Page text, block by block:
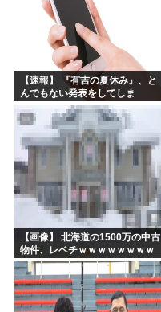
【速報】 『有吉の夏休み』、と
んでもない発表をしてしま
う！！！！！
【画像】 北海道の1500万の中古
物件、レベチｗｗｗｗｗｗｗｗ
ｗｗｗｗｗｗｗｗｗｗｗｗ